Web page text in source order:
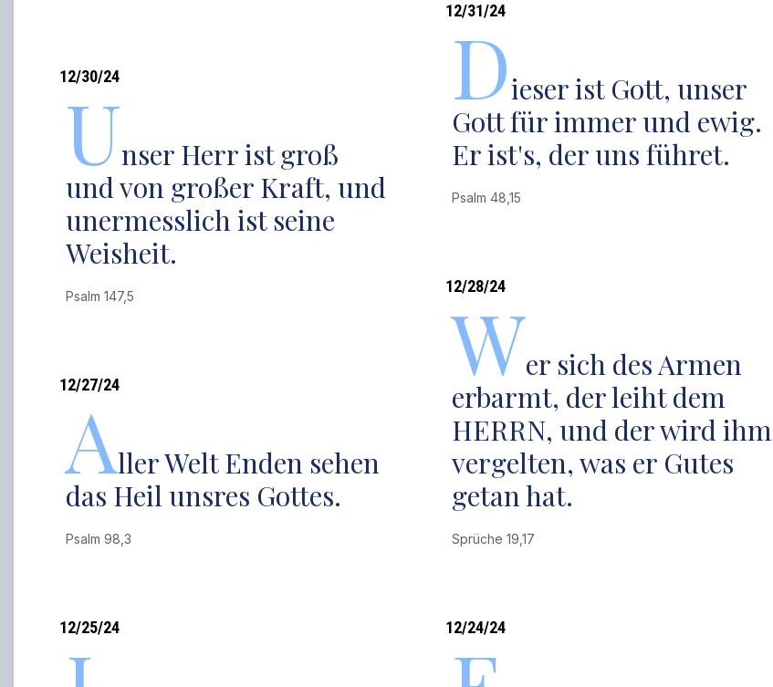
12/30/24
Unser Herr ist groß
und von großer Kraft, und
unermesslich ist seine
Weisheit.
Psalm 147,5
12/27/24
Aller Welt Enden sehen
das Heil unsres Gottes.
Psalm 98,3
12/25/24
12/31/24
Dieser ist Gott, unser
Gott für immer und ewig.
Er ist's, der uns führet.
Psalm 48,15
12/28/24
Wer sich des Armen
erbarmt, der leiht dem
HERRN, und der wird ihm
vergelten, was er Gutes
getan hat.
Sprüche 19,17
12/24/24